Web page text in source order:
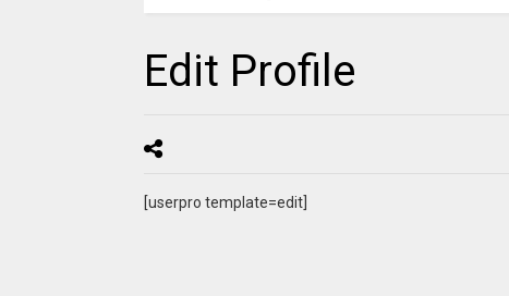
Edit Profile
[userpro template=edit]